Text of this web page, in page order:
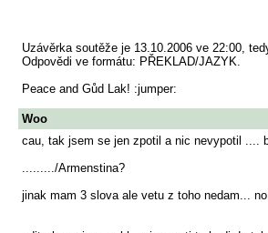
Uzávěrka soutěže je 13.10.2006 ve 22:00,
Odpovědi ve formátu: PŘEKLAD/JAZYK.
Peace and Gůd Lak! :jumper:
Woo
cau, tak jsem se jen zpotil a nic nevypotil ....
........./Armenstina?
jinak mam 3 slova ale vetu z toho nedam...